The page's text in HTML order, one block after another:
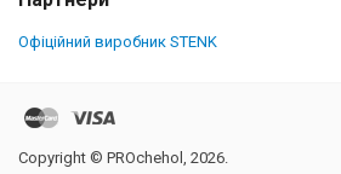
Офіційний виробник STENK
Copyright © PROchehol, 2026.